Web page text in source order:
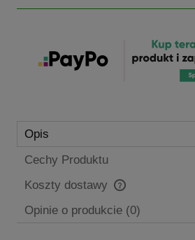
Opis
Cechy Produktu
Koszty dostawy
Cena nie zawiera ewentualnych kosztów
Opinie o produkcie (0)